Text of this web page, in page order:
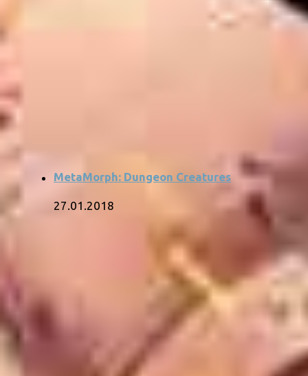
MetaMorph: Dungeon Creatures
27.01.2018